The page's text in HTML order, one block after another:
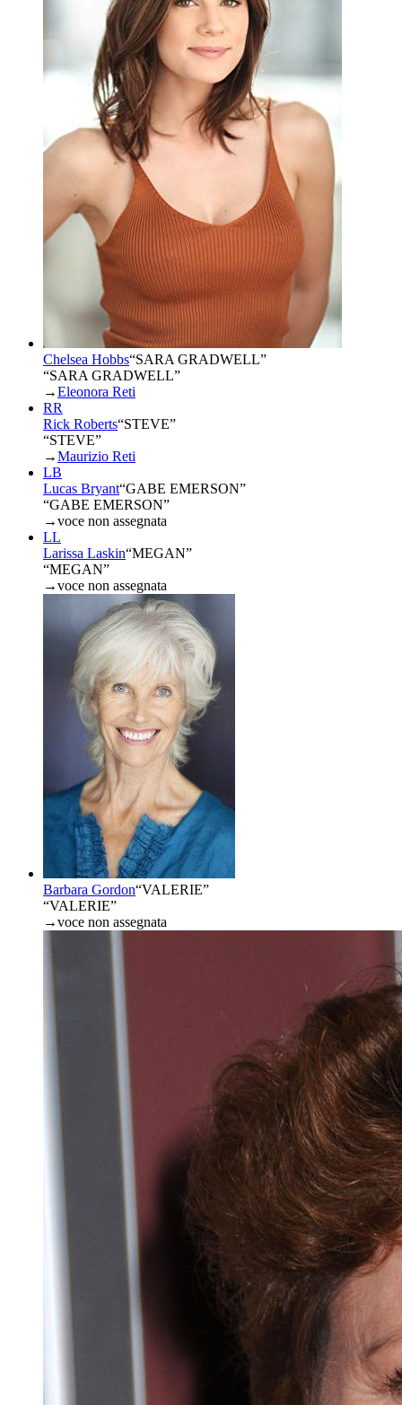
Chelsea Hobbs“SARA GRADWELL”
“SARA GRADWELL”
→Eleonora Reti
RR
Rick Roberts“STEVE”
“STEVE”
→Maurizio Reti
LB
Lucas Bryant“GABE EMERSON”
“GABE EMERSON”
→voce non assegnata
LL
Larissa Laskin“MEGAN”
“MEGAN”
→voce non assegnata
Barbara Gordon“VALERIE”
“VALERIE”
→voce non assegnata